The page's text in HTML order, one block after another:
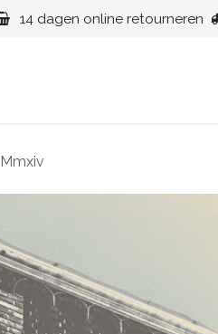
14 dagen online retourneren
Mmxiv